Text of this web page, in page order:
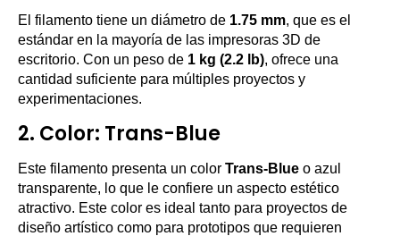
El filamento tiene un diámetro de 1.75 mm, que es el
estándar en la mayoría de las impresoras 3D de
escritorio. Con un peso de 1 kg (2.2 lb), ofrece una
cantidad suficiente para múltiples proyectos y
experimentaciones.
2. Color: Trans-Blue
Este filamento presenta un color Trans-Blue o azul
transparente, lo que le confiere un aspecto estético
atractivo. Este color es ideal tanto para proyectos de
diseño artístico como para prototipos que requieren